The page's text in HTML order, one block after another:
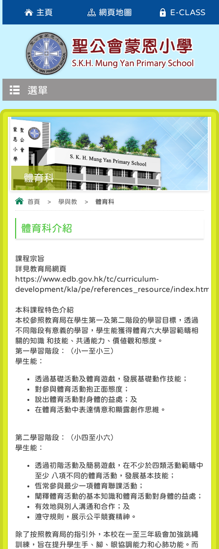
選單
E-CLASS
網頁地圖
主頁
體育科
首頁 > 學與教 > 體育科
體育科介紹
課程宗旨
詳見教育局網頁
https://www.edb.gov.hk/tc/curriculum-
development/kla/pe/references_resource/index.html
本科課程特色介紹
本校參照教育局在學生第一及第二階段的學習目標，透過
不同階段有意義的學習，學生能獲得體育六大學習範疇相
關的知識 和技能、共通能力、價值觀和態度。
第一學習階段：（小一至小三）
學生能：
透過基礎活動及體育遊戲，發展基礎動作技能；
對參與體育活動抱正面態度；
說出體育活動對身體的益處；及
在體育活動中表達情意和顯露創作思維。
第二學習階段：（小四至小六）
學生能：
透過初階活動及簡易遊戲，在不少於四類活動範疇中
至少 八項不同的體育活動，發展基本技能；
恆常參與最少一項體育聯課活動；
闡釋體育活動的基本知識和體育活動對身體的益處；
有效地與別人溝通和合作；及
遵守規則，展示公平競賽精神。
除了按照教育局的指引外，本校在一至三年級會加強跳繩
訓練，旨在提升學生手、腳、眼協調能力和心肺功能。而